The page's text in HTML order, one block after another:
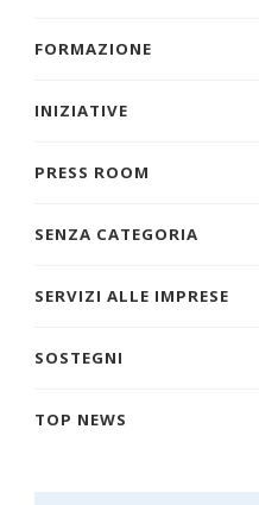
FORMAZIONE
INIZIATIVE
PRESS ROOM
SENZA CATEGORIA
SERVIZI ALLE IMPRESE
SOSTEGNI
TOP NEWS